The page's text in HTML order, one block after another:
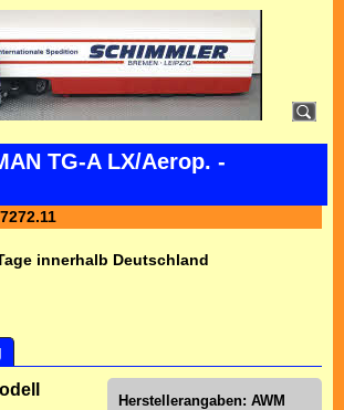
TG-A LX/Aerop. -
innerhalb Deutschland
Herstellerangaben: AWM